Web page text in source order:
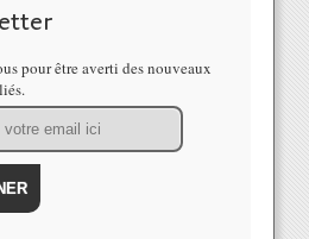
pour être averti des nouveaux